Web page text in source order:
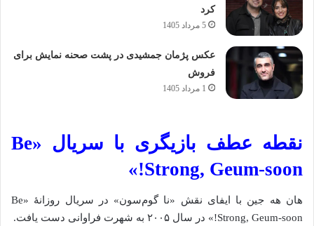
کرد
5 مرداد 1405
عکس پژمان جمشیدی در پشت صحنه نمایش برای
فروش
1 مرداد 1405
نقطه عطف‌ بازیگری با سریال «Be
Strong, Geum-soon!»
هان هه جین با ایفای نقش «نا گوم‌سون» در سریال روزانهٔ «Be
Strong, Geum-soon!» در سال ۲۰۰۵ به شهرت فراوانی دست یافت.